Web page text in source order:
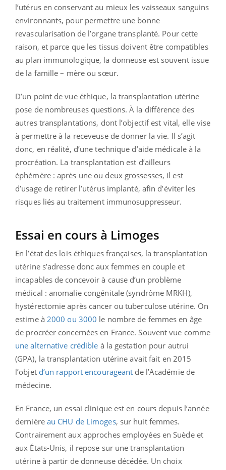
l’utérus en conservant au mieux les vaisseaux sanguins
environnants, pour permettre une bonne
revascularisation de l’organe transplanté. Pour cette
raison, et parce que les tissus doivent être compatibles
au plan immunologique, la donneuse est souvent issue
de la famille – mère ou sœur.
D’un point de vue éthique, la transplantation utérine
pose de nombreuses questions. À la différence des
autres transplantations, dont l’objectif est vital, elle vise
à permettre à la receveuse de donner la vie. Il s’agit
donc, en réalité, d’une technique d’aide médicale à la
procréation. La transplantation est d’ailleurs
éphémère : après une ou deux grossesses, il est
d’usage de retirer l’utérus implanté, afin d’éviter les
risques liés au traitement immunosuppresseur.
Essai en cours à Limoges
En l’état des lois éthiques françaises, la transplantation
utérine s’adresse donc aux femmes en couple et
incapables de concevoir à cause d’un problème
médical : anomalie congénitale (syndrôme MRKH),
hystérectomie après cancer ou tuberculose utérine. On
estime à 2000 ou 3000 le nombre de femmes en âge
de procréer concernées en France. Souvent vue comme
une alternative crédible à la gestation pour autrui
(GPA), la transplantation utérine avait fait en 2015
l’objet d’un rapport encourageant de l’Académie de
médecine.
En France, un essai clinique est en cours depuis l’année
dernière au CHU de Limoges, sur huit femmes.
Contrairement aux approches employées en Suède et
aux États-Unis, il repose sur une transplantation
utérine à partir de donneuse décédée. Un choix